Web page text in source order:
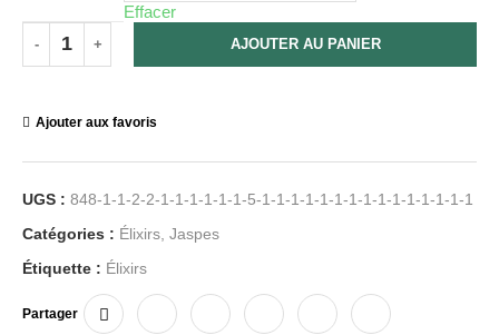
Effacer
AJOUTER AU PANIER
Ajouter aux favoris
UGS : 848-1-1-2-2-1-1-1-1-1-1-5-1-1-1-1-1-1-1-1-1-1-1-1-1-1-1
Catégories : Élixirs Jaspes
Étiquette : Élixirs
Partager